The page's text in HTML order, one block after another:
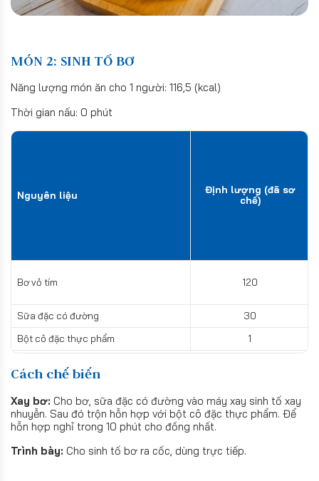
MÓN 2: SINH TỐ BƠ
Năng lượng món ăn cho 1 người: 116,5 (kcal)
Thời gian nấu: 0 phút
Nguyên liệu
Định lượng (đã sơ
chế)
Bơ vỏ tím 120
Sữa đặc có đường
30
Bột cô đặc thực phẩm
1
Cách chế biến
Xay bơ: Cho bơ, sữa đặc có đường vào máy xay sinh tố xay
nhuyễn. Sau đó trộn hỗn hợp với bột cô đặc thực phẩm. Để
hỗn hợp nghỉ trong 10 phút cho đồng nhất.
Trình bày: Cho sinh tố bơ ra cốc, dùng trực tiếp.